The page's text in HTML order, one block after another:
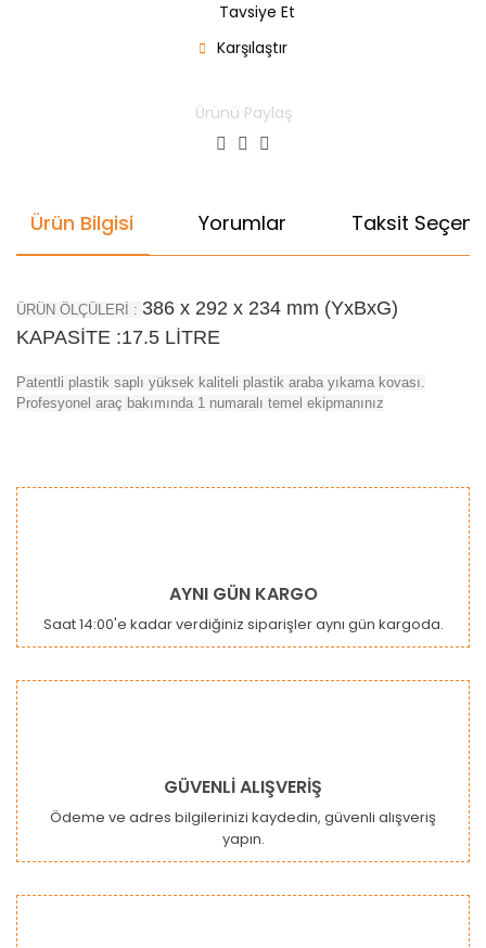
Tavsiye Et
Karşılaştır
Ürünü Paylaş
Ürün Bilgisi Yorumlar Taksit
ÜRÜN ÖLÇÜLERİ : 386 x 292 x 234 mm (YxBxG)
KAPASİTE :17.5 LİTRE
Patentli plastik saplı yüksek kaliteli plastik araba yıkama kovası.
Profesyonel araç bakımında 1 numaralı temel ekipmanınız
Bu ürüne ilk yorumu siz yapın!
Ürün açıklamasında eksik bilgiler bulunuyor.
Ürün bilgilerinde hatalar bulunuyor.
Gönder
AYNI GÜN KARGO
Saat 14:00'e kadar verdiğiniz siparişler aynı gün kargoda.
GÜVENLİ ALIŞVERİŞ
Ödeme ve adres bilgilerinizi kaydedin, güvenli alışveriş
yapın.